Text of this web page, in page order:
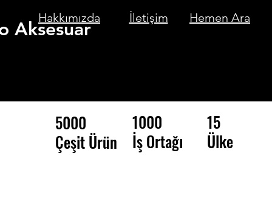
Aksesuar
Hakkımızda İletişim Hemen Ara
5000
Çeşit Ürün
1000
İş Ortağı
15
Ülke